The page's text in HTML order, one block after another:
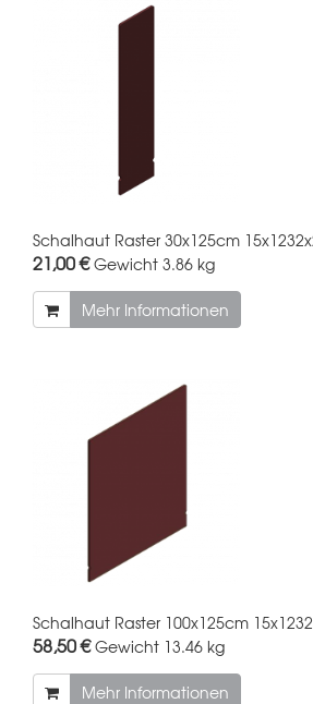
Schalhaut Raster 30x125cm
21,00 €Gewicht 3.86 kg
Mehr Informationen
Schalhaut Raster 100x125cm
58,50 €Gewicht 13.46 kg
Mehr Informationen